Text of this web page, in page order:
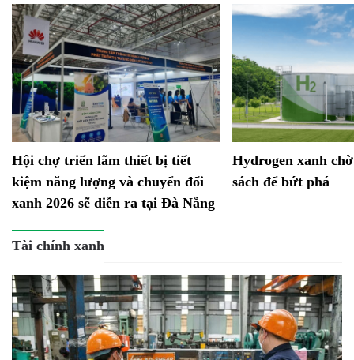
Hội chợ triển lãm thiết bị tiết
kiệm năng lượng và chuyển đổi
xanh 2026 sẽ diễn ra tại Đà Nẵng
Hydrogen xanh
sách để bứt phá
Tài chính xanh